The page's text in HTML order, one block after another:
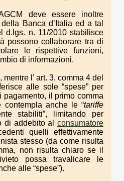
deve essere inoltre
Banca d’Italia ed a tal
d.lgs. n. 11/2010 stabilisce
possono collaborare tra di
le rispettive funzioni,
di informazioni.
l’ art. 3, comma 4 del
alle sole “spese” per
pagamento, il primo comma
anche le “tariffe
stabiliti”, limitando per
di addebito al consumatore
quelli effettivamente
stesso (da come risulta
non risulta chiaro se il
possa travalicare le
alle “spese”).